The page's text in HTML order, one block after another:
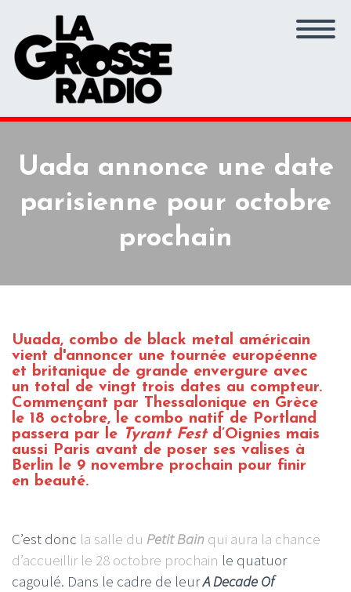
Uada annonce une date
parisienne pour octobre
prochain
Uuada, combo de black metal américain
vient d'annoncer une tournée européenne
et britanique de grande envergure avec
un total de vingt trois dates au compteur.
Commençant par Thessalonique en Grèce
le 18 octobre, le combo natif de Portland
passera par le Tyrant Festd’Oignies mais
aussi Paris avant de poser ses valises à
Berlin le 9 novembre prochain pour finir
en beauté.
C’est donc la salle du Petit Bain qui aura la chance
d’accueillir le 28 octobre prochain le quatuor
cagoulé. Dans le cadre de leurA Decade Of